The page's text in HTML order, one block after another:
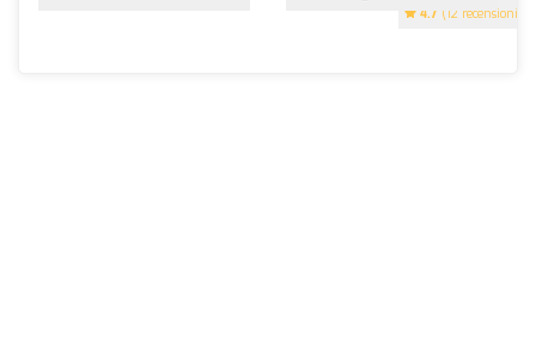
4.7 (12 recensioni)